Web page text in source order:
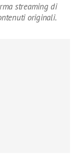
streaming di
originali.